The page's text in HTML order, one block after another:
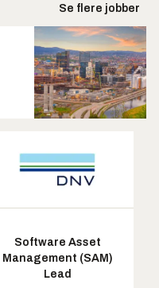
Se flere jobber
Software Asset
Management (SAM)
Lead